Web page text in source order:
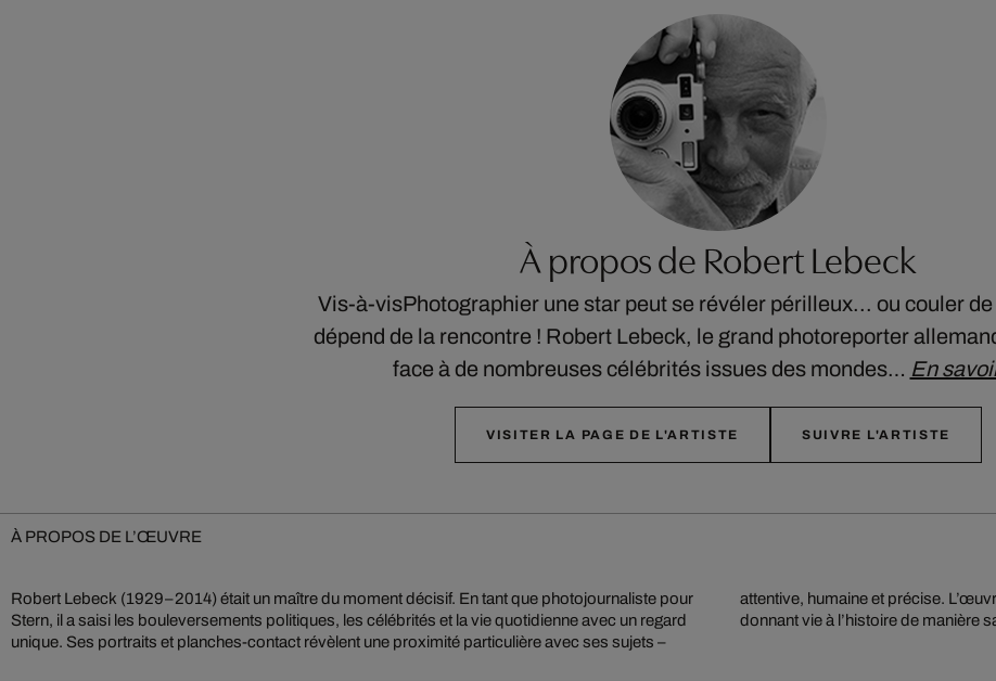
À propos de Robert Lebeck
Vis-à-visPhotographier une star peut se révéler périlleux... ou couler
dépend de la rencontre ! Robert Lebeck, le grand photoreporter
face à de nombreuses célébrités issues des mondes… En
VISITER LA PAGE DE L'ARTISTE SUIVRE L'ARTISTE
À PROPOS DE L’ŒUVRE
Robert Lebeck (1929–2014) était un maître du moment décisif. En tant que photojournaliste pour
Stern, il a saisi les bouleversements politiques, les célébrités et la vie quotidienne avec un regard
unique. Ses portraits et planches-contact révèlent une proximité particulière avec ses sujets –
attentive, humaine et précise. L’œuvre de Lebeck allie reportage, intimité et force artistique,
donnant vie à l’histoire de manière